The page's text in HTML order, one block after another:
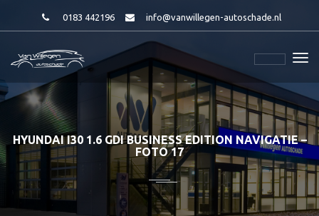
0183 442196 info@vanwillegen-autoschade.nl
HYUNDAI I30 1.6 GDI BUSINESS EDITION NAVIGATIE –
FOTO 17